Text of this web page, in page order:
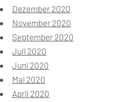
Dezember 2020
November 2020
September 2020
Juli 2020
Juni 2020
Mai 2020
April 2020